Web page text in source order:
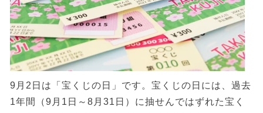
9月2日は「宝くじの日」です。宝くじの日には、過去
1年間（9月1日～8月31日）に抽せんではずれた宝く